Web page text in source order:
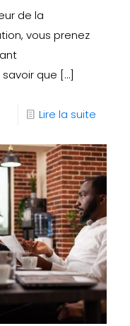
de la
vous prenez
savoir que […]
Lire la suite